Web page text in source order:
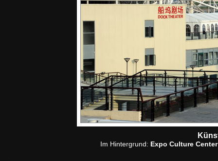
Im Hintergrund: Expo Culture Center